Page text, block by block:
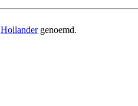
Hollandergenoemd.